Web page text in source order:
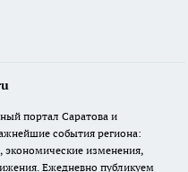
портал Саратова и
события региона:
экономические изменения,
Ежедневно публикуем